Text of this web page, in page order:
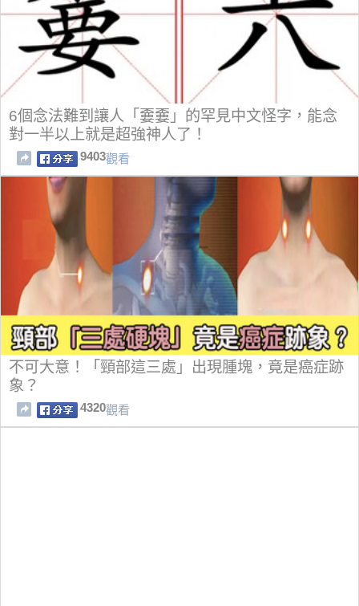
6個念法難到讓人「嫑嫑」的罕見中文怪字，能念
對一半以上就是超強神人了！
9403觀看
不可大意！「頸部這三處」出現腫塊，竟是癌症跡
象？
4320觀看